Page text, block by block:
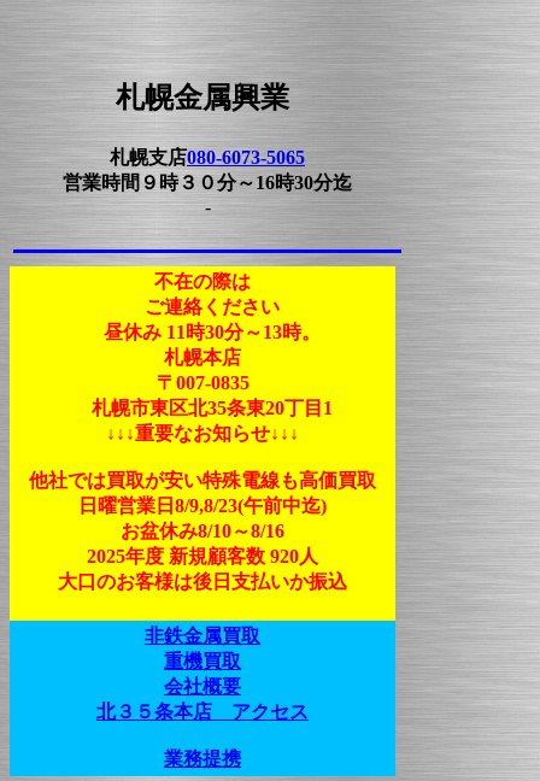
札幌金属興業
札幌支店080-6073-5065
営業時間９時３０分～16時30分迄
-
不在の際は
ご連絡ください
昼休み 11時30分～13時。
札幌本店
〒007-0835
札幌市東区北35条東20丁目1
↓↓↓重要なお知らせ↓↓↓
他社では買取が安い特殊電線も高価買取
日曜営業日8/9,8/23(午前中迄)
お盆休み8/10～8/16
2025年度 新規顧客数 920人
大口のお客様は後日支払いか振込
非鉄金属買取
重機買取
会社概要
北３５条本店 アクセス
業務提携